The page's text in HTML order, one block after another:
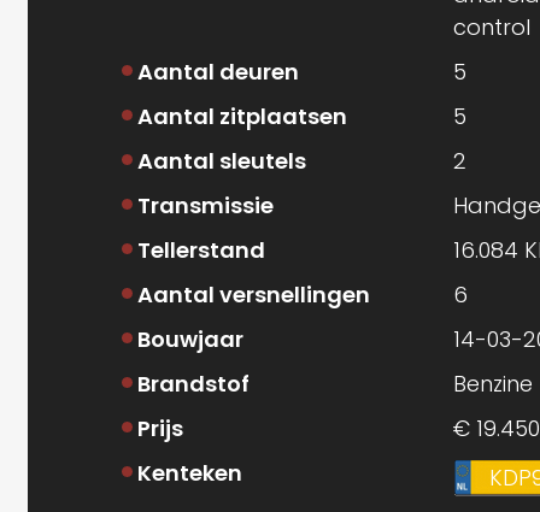
control
Aantal deuren
5
Aantal zitplaatsen
5
Aantal sleutels
2
Transmissie
Tellerstand
16.084
Aantal versnellingen
6
Bouwjaar
14-03-
Brandstof
Benzine
Prijs
€
Kenteken